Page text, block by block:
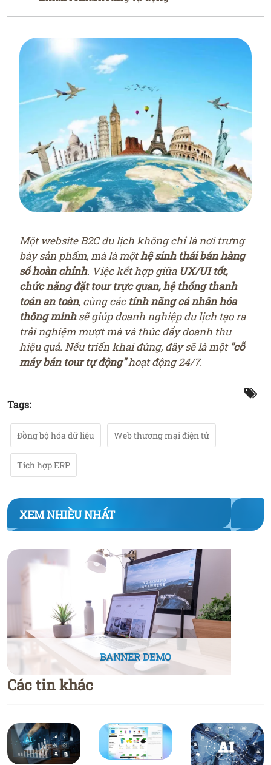
Một website B2C du lịch không chỉ là nơi trưng
bày sản phẩm, mà là mộthệ sinh thái bán hàng
số hoàn chỉnh. Việc kết hợp giữa UX/UI tốt,
chức năng đặt tour trực quan, hệ thống thanh
toán an toàn, cùng các tính năng cá nhân hóa
thông minhsẽ giúp doanh nghiệp du lịch tạo ra
trải nghiệm mượt mà và thúc đẩy doanh thu
hiệu quả. Nếu triển khai đúng, đây sẽ là một "cỗ
máy bán tour tự động"hoạt động 24/7.
Tags:
Đồng bộ hóa dữ liệu Web thương mại điện tử
Tích hợp ERP
XEM NHIỀU NHẤT
BANNER DEMO
Các tin khác